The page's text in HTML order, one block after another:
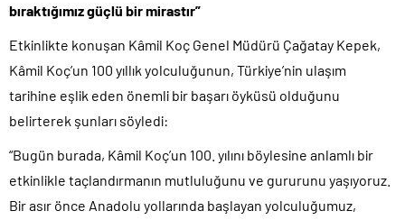
bıraktığımız güçlü bir mirastır”
Etkinlikte konuşan Kâmil Koç Genel Müdürü Çağatay Kepek,
Kâmil Koç’un 100 yıllık yolculuğunun, Türkiye’nin ulaşım
tarihine eşlik eden önemli bir başarı öyküsü olduğunu
belirterek şunları söyledi:
“Bugün burada, Kâmil Koç’un 100. yılını böylesine anlamlı bir
etkinlikle taçlandırmanın mutluluğunu ve gururunu yaşıyoruz.
Bir asır önce Anadolu yollarında başlayan yolculuğumuz,